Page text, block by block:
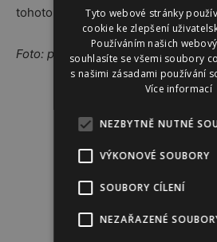
tohoto blahodárného času!
Foto: profimedia
Reklama
Tyto webové stránky
cookie ke zlepšení
Používáním našich
souhlasíte se všemi soubory
s našimi zásadami používání
Více informací
NEZBYTNĚ NUTNÉ
VÝKONOVÉ SOUBORY
SOUBORY CÍLENÍ
NEZAŘAZENÉ